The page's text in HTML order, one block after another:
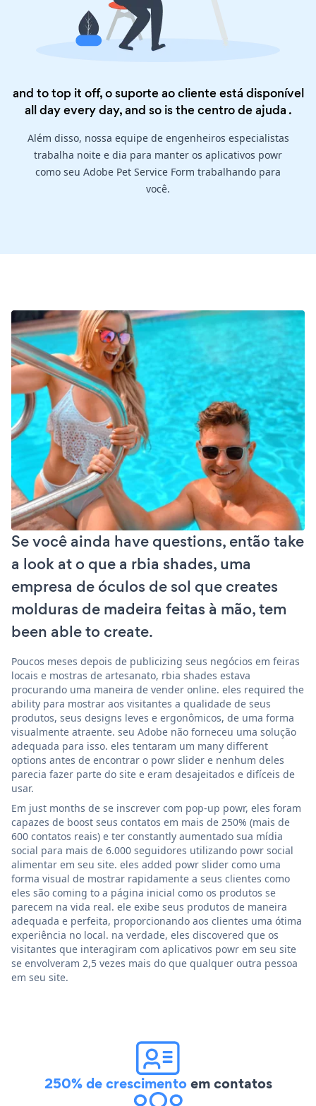
and to top it off, o suporte ao cliente está disponível
all day every day, and so is thecentro de ajuda .
Além disso, nossa equipe de engenheiros especialistas
trabalha noite e dia para manter os aplicativos powr
como seu Adobe Pet Service Form trabalhando para
você.
Se você ainda have questions, então take
a look at o que a rbia shades, uma
empresa de óculos de sol que creates
molduras de madeira feitas à mão, tem
been able to create.
Poucos meses depois de publicizing seus negócios em feiras
locais e mostras de artesanato, rbia shades estava
procurando uma maneira de vender online. eles required the
ability para mostrar aos visitantes a qualidade de seus
produtos, seus designs leves e ergonômicos, de uma forma
visualmente atraente. seu Adobe não forneceu uma solução
adequada para isso. eles tentaram um many different
options antes de encontrar o powr slider e nenhum deles
parecia fazer parte do site e eram desajeitados e difíceis de
usar.
Em just months de se inscrever com pop-up powr, eles foram
capazes de boost seus contatos em mais de 250% (mais de
600 contatos reais) e ter constantly aumentado sua mídia
social para mais de 6.000 seguidores utilizando powr social
alimentar em seu site. eles added powr slider como uma
forma visual de mostrar rapidamente a seus clientes como
eles são coming to a página inicial como os produtos se
parecem na vida real. ele exibe seus produtos de maneira
adequada e perfeita, proporcionando aos clientes uma ótima
experiência no local. na verdade, eles discovered que os
visitantes que interagiram com aplicativos powr em seu site
se envolveram 2,5 vezes mais do que qualquer outra pessoa
em seu site.
250% de crescimentoem contatos